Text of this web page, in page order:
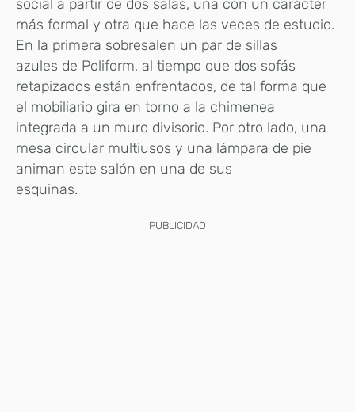
social a partir de dos salas, una con un carácter
más formal y otra que hace las veces de estudio.
En la primera sobresalen un par de sillas
azules de Poliform, al tiempo que dos sofás
retapizados están enfrentados, de tal forma que
el mobiliario gira en torno a la chimenea
integrada a un muro divisorio. Por otro lado, una
mesa circular multiusos y una lámpara de pie
animan este salón en una de sus
esquinas.
PUBLICIDAD